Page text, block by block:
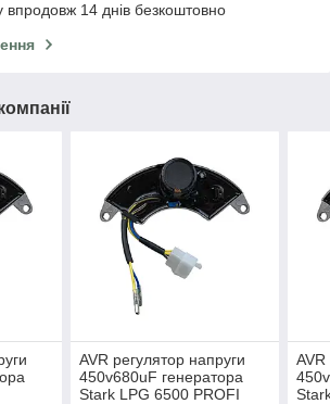
14 днів безкоштовно
AVR регулятор напруги
450v680uF генератора
Stark LPG 6500 PROFI
AVR